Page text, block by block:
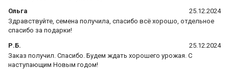
Ольга
25.12.2024
Здравствуйте, семена получила, спасибо всё хорошо, отдельное
спасибо за подарки!
Р.Б.
25.12.2024
Заказ получил. Спасибо. Будем ждать хорошего урожая. С
наступающим Новым годом!